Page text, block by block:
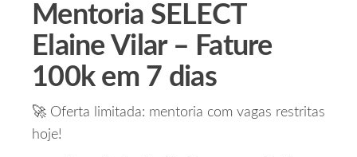
Mentoria SELECT
Elaine Vilar – Fature
100k em 7 dias
🚀 Oferta limitada: mentoria com vagas restritas
hoje!